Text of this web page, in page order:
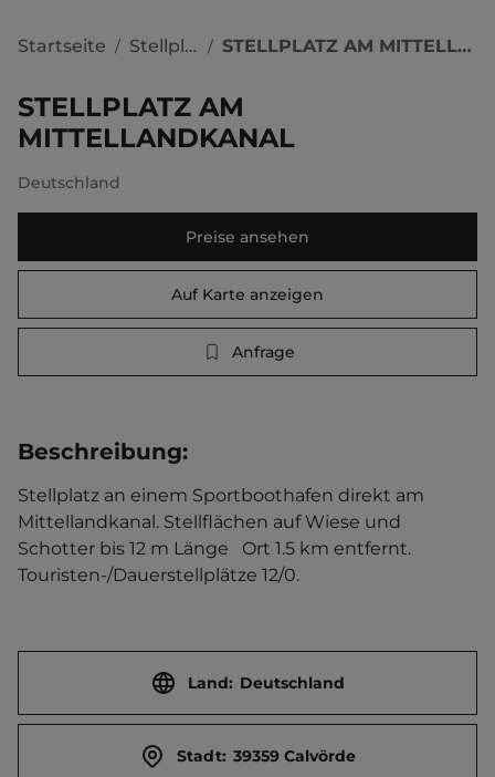
Startseite / Stellplätze / STELLPLATZ AM MITTELLANDKANAL
STELLPLATZ AM
MITTELLANDKANAL
Deutschland
Preise ansehen
Auf Karte anzeigen
Anfrage
Beschreibung:
Stellplatz an einem Sportboothafen direkt am
Mittellandkanal. Stellflächen auf Wiese und
Schotter bis 12 m Länge   Ort 1.5 km entfernt.
Touristen-/Dauerstellplätze 12/0.
Land: Deutschland
Stadt: 39359 Calvörde